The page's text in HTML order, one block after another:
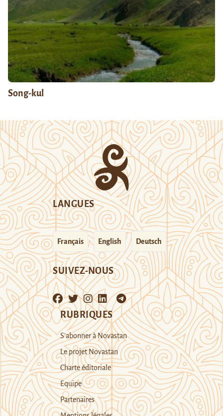
Song-kul
LANGUES
Français English Deutsch
SUIVEZ-NOUS
RUBRIQUES
S’abonner à Novastan
Le projet Novastan
Charte éditoriale
Equipe
Partenaires